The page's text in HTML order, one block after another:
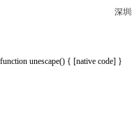
深
function unescape() { [native code] }